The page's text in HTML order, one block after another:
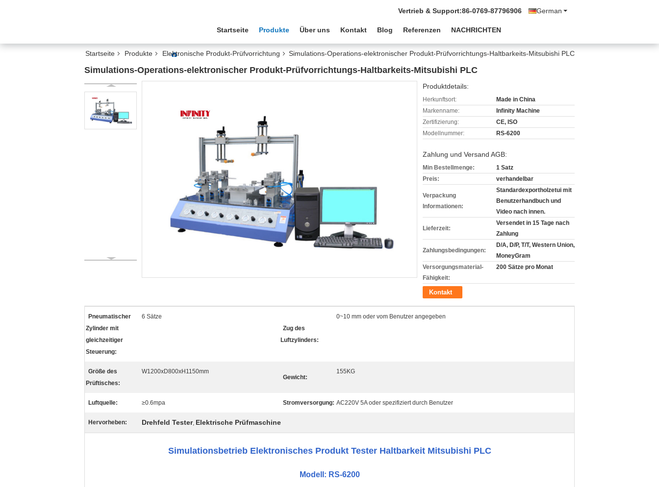
German
Vertrieb & Support:86-0769-87796906
Startseite Produkte Über uns Kontakt Blog Referenzen NACHRICHTEN
Startseite Produkte Elektronische Produkt-Prüfvorrichtung Simulations-Operations-elektronischer Produkt-Prüfvorrichtungs-Haltbarkeits-Mitsubishi PLC
Simulations-Operations-elektronischer Produkt-Prüfvorrichtungs-Haltbarkeits-Mitsubishi PLC
Produktdetails:
Herkunftsort:
Made in China
Markenname:
Infinity Machine
Zertifizierung:
CE, ISO
Modellnummer:
RS-6200
Zahlung und Versand AGB:
Min Bestellmenge:
1 Satz
Preis:
verhandelbar
Verpackung
Informationen:
Standardexportholzetui mit
Benutzerhandbuch und
Video nach innen.
Lieferzeit:
Versendet in 15 Tage nach
Zahlung
Zahlungsbedingungen:
D/A, D/P, T/T, Western Union,
MoneyGram
Versorgungsmaterial-
Fähigkeit:
200 Sätze pro Monat
Kontakt
Pneumatischer
Zylinder mit
gleichzeitiger
Steuerung:
6 Sätze
Zug des
Luftzylinders:
0~10 mm oder vom Benutzer angegeben
Größe des
Prüftisches:
W1200xD800xH1150mm
Gewicht:
155KG
Luftquelle: ≥0.6mpa Stromversorgung: AC220V 5A oder spezifiziert durch Benutzer
Hervorheben: Drehfeld Tester, Elektrische Prüfmaschine
Simulationsbetrieb Elektronisches Produkt Tester Haltbarkeit Mitsubishi PLC
Modell: RS-6200